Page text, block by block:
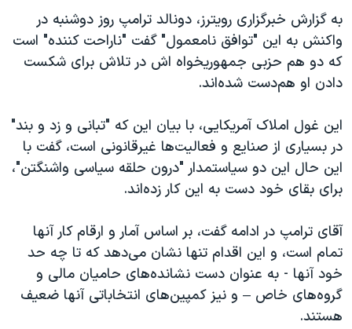
به گزارش خبرگزاری رویترز، دونالد ترامپ روز دوشنبه در
واکنش به این "توافق نامعمول" گفت "ناراحت کننده" است
که دو هم حزبی جمهوریخواه ‌اش در تلاش برای شکست
دادن او هم‌دست شده‌اند.
این غول املاک آمریکایی، با بیان این که "تبانی و زد و بند"
در بسیاری از صنایع و فعالیت‌ها غیرقانونی است، گفت با
این حال این دو سیاستمدار "درون حلقه سیاسی واشنگتن"،
برای بقای خود دست به این کار زده‌اند.
آقای ترامپ در ادامه گفت، بر اساس آمار و ارقام کار آنها
تمام است، و این اقدام تنها نشان می‌دهد که تا چه حد
خود آنها - به عنوان دست نشانده‌های حامیان مالی و
گروه‌های خاص – و نیز کمپین‌های انتخاباتی آنها ضعیف
هستند.